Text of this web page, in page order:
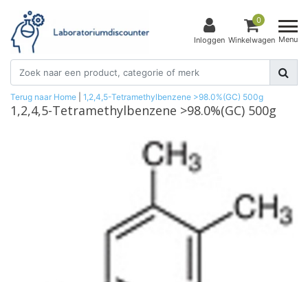
Inloggen
0
Winkelwagen Menu
Terug naar Home 1,2,4,5-Tetramethylbenzene >98.0%(GC) 500g
1,2,4,5-Tetramethylbenzene >98.0%(GC) 500g